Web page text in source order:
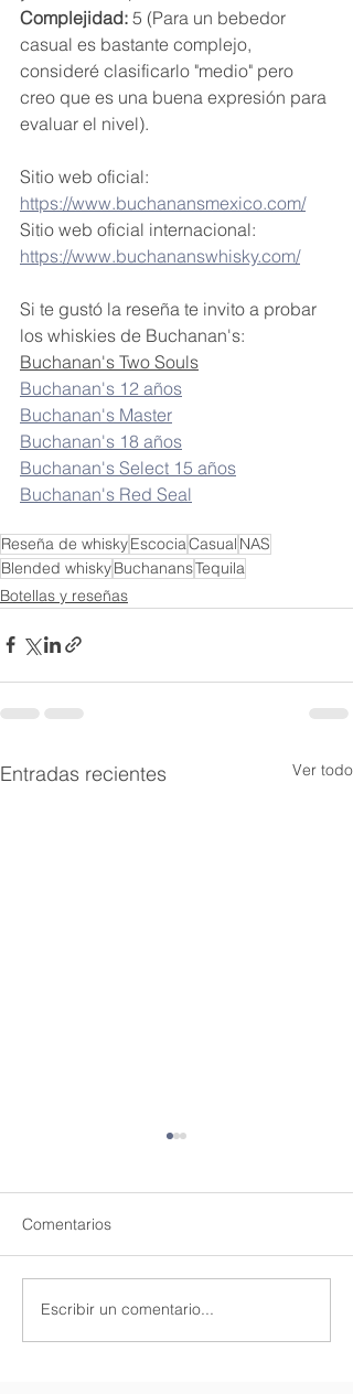
Complejidad: 5 (Para un bebedor
casual es bastante complejo,
consideré clasificarlo "medio" pero
creo que es una buena expresión para
evaluar el nivel).
Sitio web oficial:
https://www.buchanansmexico.com/
Sitio web oficial internacional:
https://www.buchananswhisky.com/
Si te gustó la reseña te invito a probar
los whiskies de Buchanan's:
Buchanan's Two Souls
Buchanan's 12 años
Buchanan's Master
Buchanan's 18 años
Buchanan's Select 15 años
Buchanan's Red Seal
Reseña de whiskyEscociaCasual NAS
Blended whiskyBuchanansTequila
Botellas y reseñas
Entradas recientes Ver todo
Eagle Rare 10 años
Comentarios
Escribir un comentario...